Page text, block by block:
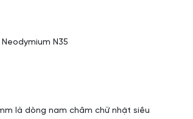
N35
là dòng nam châm chữ nhật siêu